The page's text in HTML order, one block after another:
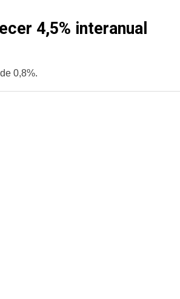
4,5% interanual
0,8%.